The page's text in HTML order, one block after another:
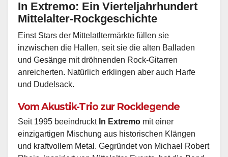
In Extremo: Ein Vierteljahrhundert
Mittelalter-Rockgeschichte
Einst Stars der Mittelatltermärkte füllen sie
inzwischen die Hallen, seit sie die alten Balladen
und Gesänge mit dröhnenden Rock-Gitarren
anreicherten. Natürlich erklingen aber auch Harfe
und Dudelsack.
Vom Akustik-Trio zur Rocklegende
Seit 1995 beeindruckt In Extremo mit einer
einzigartigen Mischung aus historischen Klängen
und kraftvollem Metal. Gegründet von Michael Robert